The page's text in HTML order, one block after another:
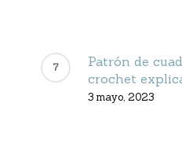
Patrón de
crochet
3 mayo, 2023